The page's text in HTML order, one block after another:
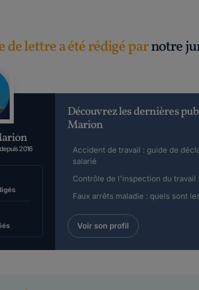
de lettre a été rédigé parnotre
2016
Découvrez les dernières
Marion
Accident de travail : guide de
salarié
Contrôle de l'inspection du travail
Faux arrêts maladie : quels sont
Voir son profil